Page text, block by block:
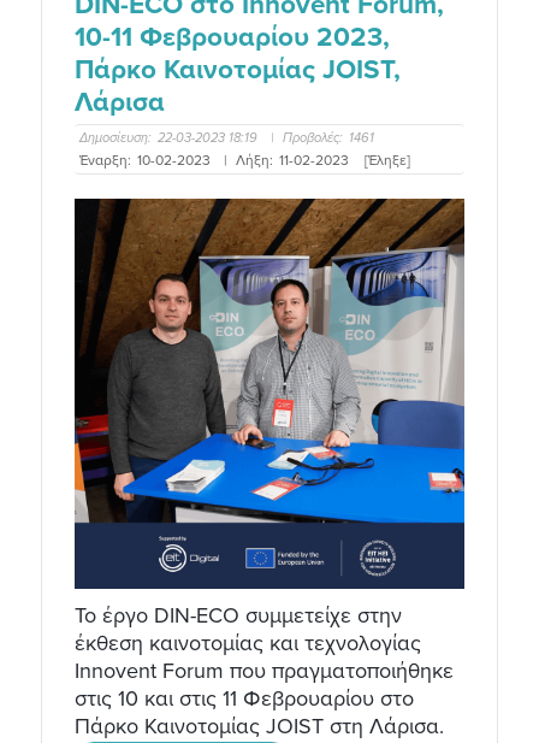
10-11 Φεβρουαρίου 2023,
Πάρκο Καινοτομίας JOIST,
Λάρισα
Δημοσίευση: 22-03-2023 18:19 | Προβολές: 1461
Έναρξη: 10-02-2023 | Λήξη: 11-02-2023 [Έληξε]
Το έργο DIN-ECO συμμετείχε στην
έκθεση καινοτομίας και τεχνολογίας
Innovent Forum που πραγματοποιήθηκε
στις 10 και στις 11 Φεβρουαρίου στο
Πάρκο Καινοτομίας JOIST στη Λάρισα.